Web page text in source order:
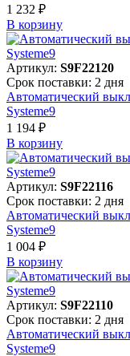
1 232 ₽
В корзинy
Артикул: S9F22120
Срок поставки: 2 дня
Автоматический
Systeme9
1 194 ₽
В корзинy
Артикул: S9F22116
Срок поставки: 2 дня
Автоматический
Systeme9
1 004 ₽
В корзинy
Артикул: S9F22110
Срок поставки: 2 дня
Автоматический
Systeme9